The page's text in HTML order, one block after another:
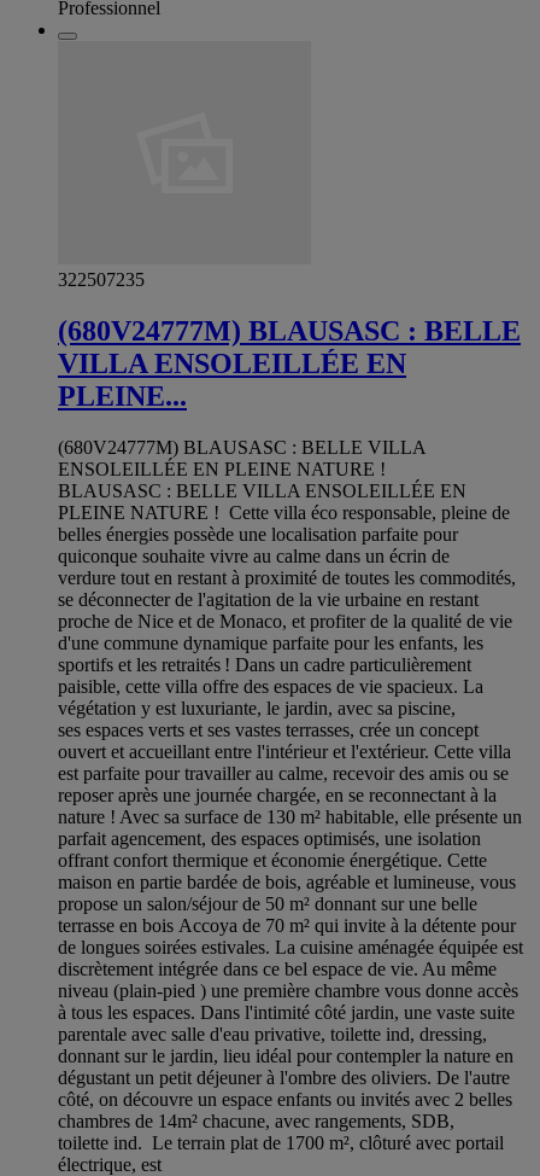
Professionnel
322507235
(680V24777M) BLAUSASC : BELLE
VILLA ENSOLEILLÉE EN
PLEINE...
(680V24777M) BLAUSASC : BELLE VILLA
ENSOLEILLÉE EN PLEINE NATURE !
BLAUSASC : BELLE VILLA ENSOLEILLÉE EN
PLEINE NATURE ! Cette villa éco responsable, pleine de
belles énergies possède une localisation parfaite pour
quiconque souhaite vivre au calme dans un écrin de
verdure tout en restant à proximité de toutes les commodités,
se déconnecter de l'agitation de la vie urbaine en restant
proche de Nice et de Monaco, et profiter de la qualité de vie
d'une commune dynamique parfaite pour les enfants, les
sportifs et les retraités ! Dans un cadre particulièrement
paisible, cette villa offre des espaces de vie spacieux. La
végétation y est luxuriante, le jardin, avec sa piscine,
ses espaces verts et ses vastes terrasses, crée un concept
ouvert et accueillant entre l'intérieur et l'extérieur. Cette villa
est parfaite pour travailler au calme, recevoir des amis ou se
reposer après une journée chargée, en se reconnectant à la
nature ! Avec sa surface de 130 m² habitable, elle présente un
parfait agencement, des espaces optimisés, une isolation
offrant confort thermique et économie énergétique. Cette
maison en partie bardée de bois, agréable et lumineuse, vous
propose un salon/séjour de 50 m² donnant sur une belle
terrasse en bois Accoya de 70 m² qui invite à la détente pour
de longues soirées estivales. La cuisine aménagée équipée est
discrètement intégrée dans ce bel espace de vie. Au même
niveau (plain-pied ) une première chambre vous donne accès
à tous les espaces. Dans l'intimité côté jardin, une vaste suite
parentale avec salle d'eau privative, toilette ind, dressing,
donnant sur le jardin, lieu idéal pour contempler la nature en
dégustant un petit déjeuner à l'ombre des oliviers. De l'autre
côté, on découvre un espace enfants ou invités avec 2 belles
chambres de 14m² chacune, avec rangements, SDB,
toilette ind. Le terrain plat de 1700 m², clôturé avec portail
électrique, est